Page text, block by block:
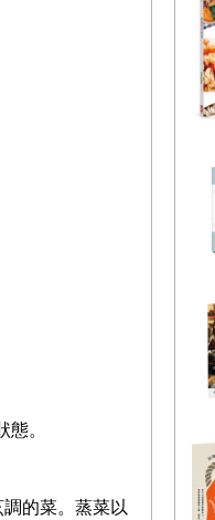
。
的菜。蒸菜以